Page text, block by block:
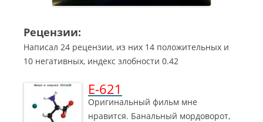
Рецензии:
Написал 24 рецензии, из них 14 положительных и
10 негативных, индекс злобности 0.42
Е-621
Оригинальный фильм мне
нравится. Банальный мордоворот,